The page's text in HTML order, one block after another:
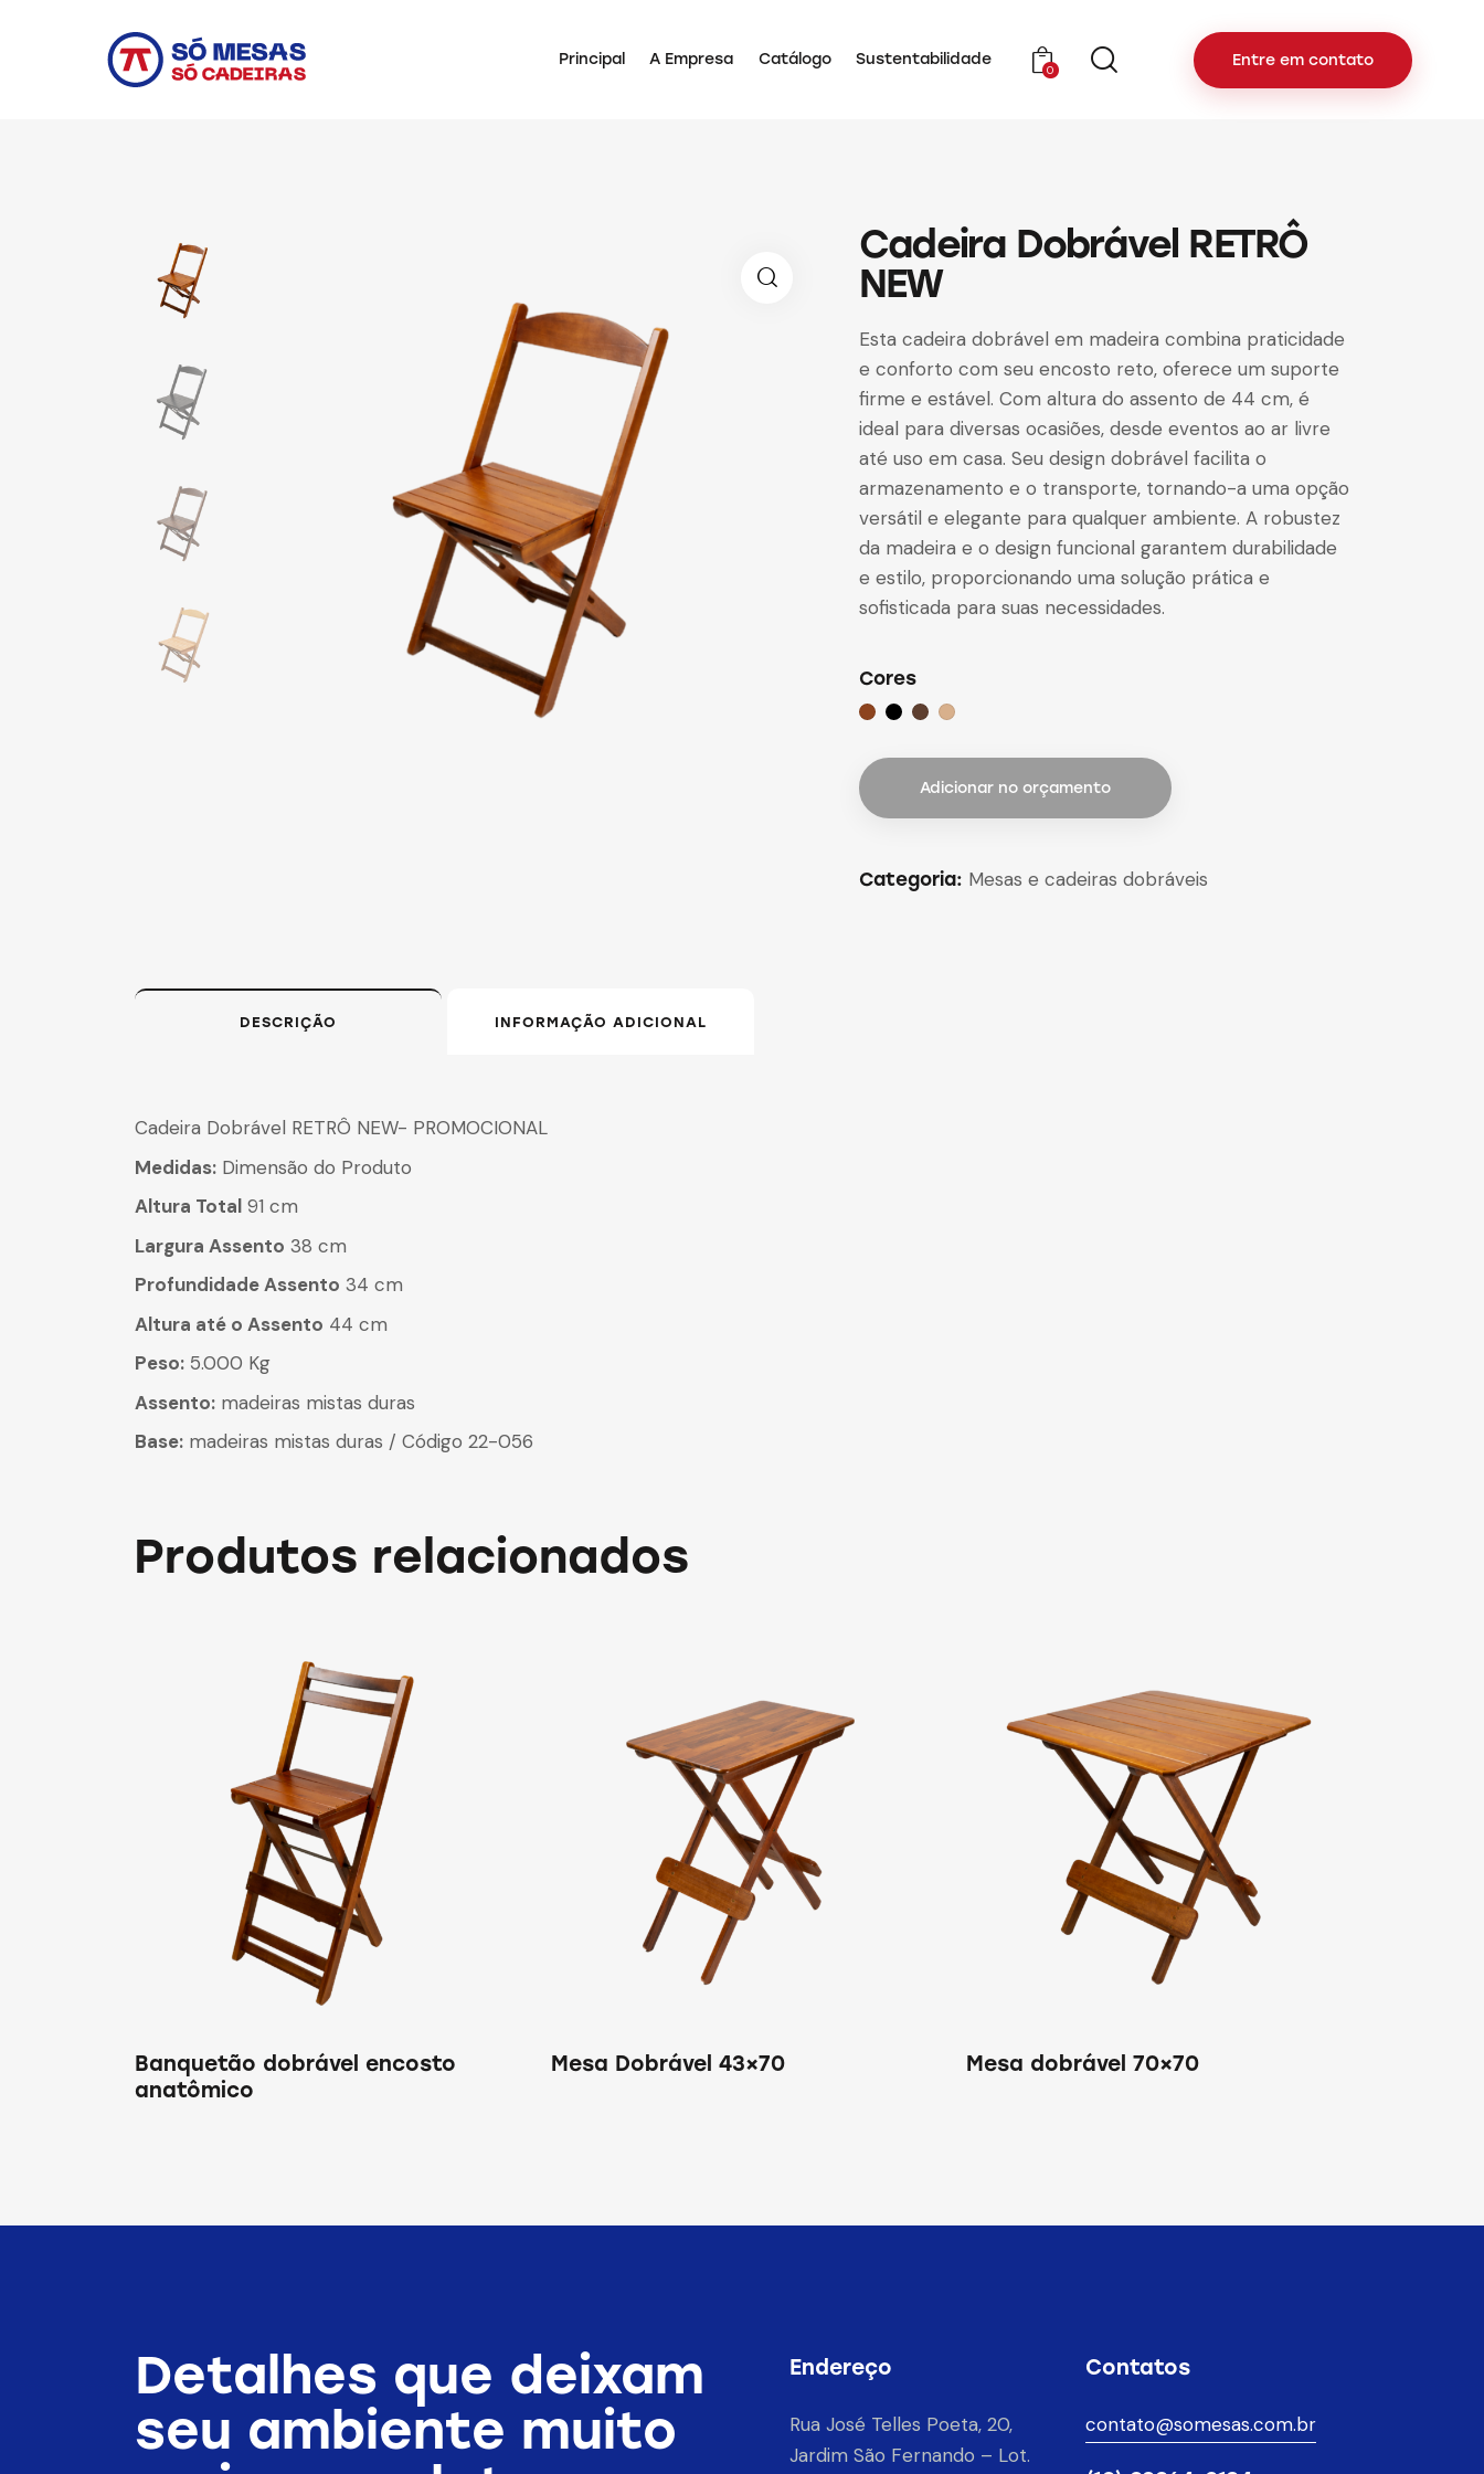
Principal A Empresa Catálogo Sustentabilidade
0
Entre em contato
Cadeira Dobrável RETRÔ
NEW
Esta cadeira dobrável em madeira combina praticidade
e conforto com seu encosto reto, oferece um suporte
firme e estável. Com altura do assento de 44 cm, é
ideal para diversas ocasiões, desde eventos ao ar livre
até uso em casa. Seu design dobrável facilita o
armazenamento e o transporte, tornando-a uma opção
versátil e elegante para qualquer ambiente. A robustez
da madeira e o design funcional garantem durabilidade
e estilo, proporcionando uma solução prática e
sofisticada para suas necessidades.
Cores
Adicionar no orçamento
Categoria: Mesas e cadeiras dobráveis
DESCRIÇÃO INFORMAÇÃO ADICIONAL
Cadeira Dobrável RETRÔ NEW- PROMOCIONAL
Medidas: Dimensão do Produto
Altura Total 91 cm
Largura Assento 38 cm
Profundidade Assento 34 cm
Altura até o Assento 44 cm
Peso: 5.000 Kg
Assento: madeiras mistas duras
Base: madeiras mistas duras / Código 22-056
Produtos relacionados
Banquetão dobrável encosto
anatômico
Mesa Dobrável 43×70 Mesa dobrável 70×70
Detalhes que deixam
seu ambiente muito
Endereço
Rua José Telles Poeta, 20,
Jardim São Fernando – Lot.
Contatos
contato@somesas.com.br